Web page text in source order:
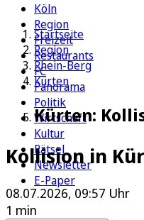
Köln
Region
Freizeit
Restaurants
FC
Panorama
Politik
Wirtschaft
Kultur
Rätsel
Newsletter
E-Paper
Startseite
Region
Rhein-Berg
Kürten
Kürten:
Kollision in
08.07.2026, 09:57 Uhr
1 min